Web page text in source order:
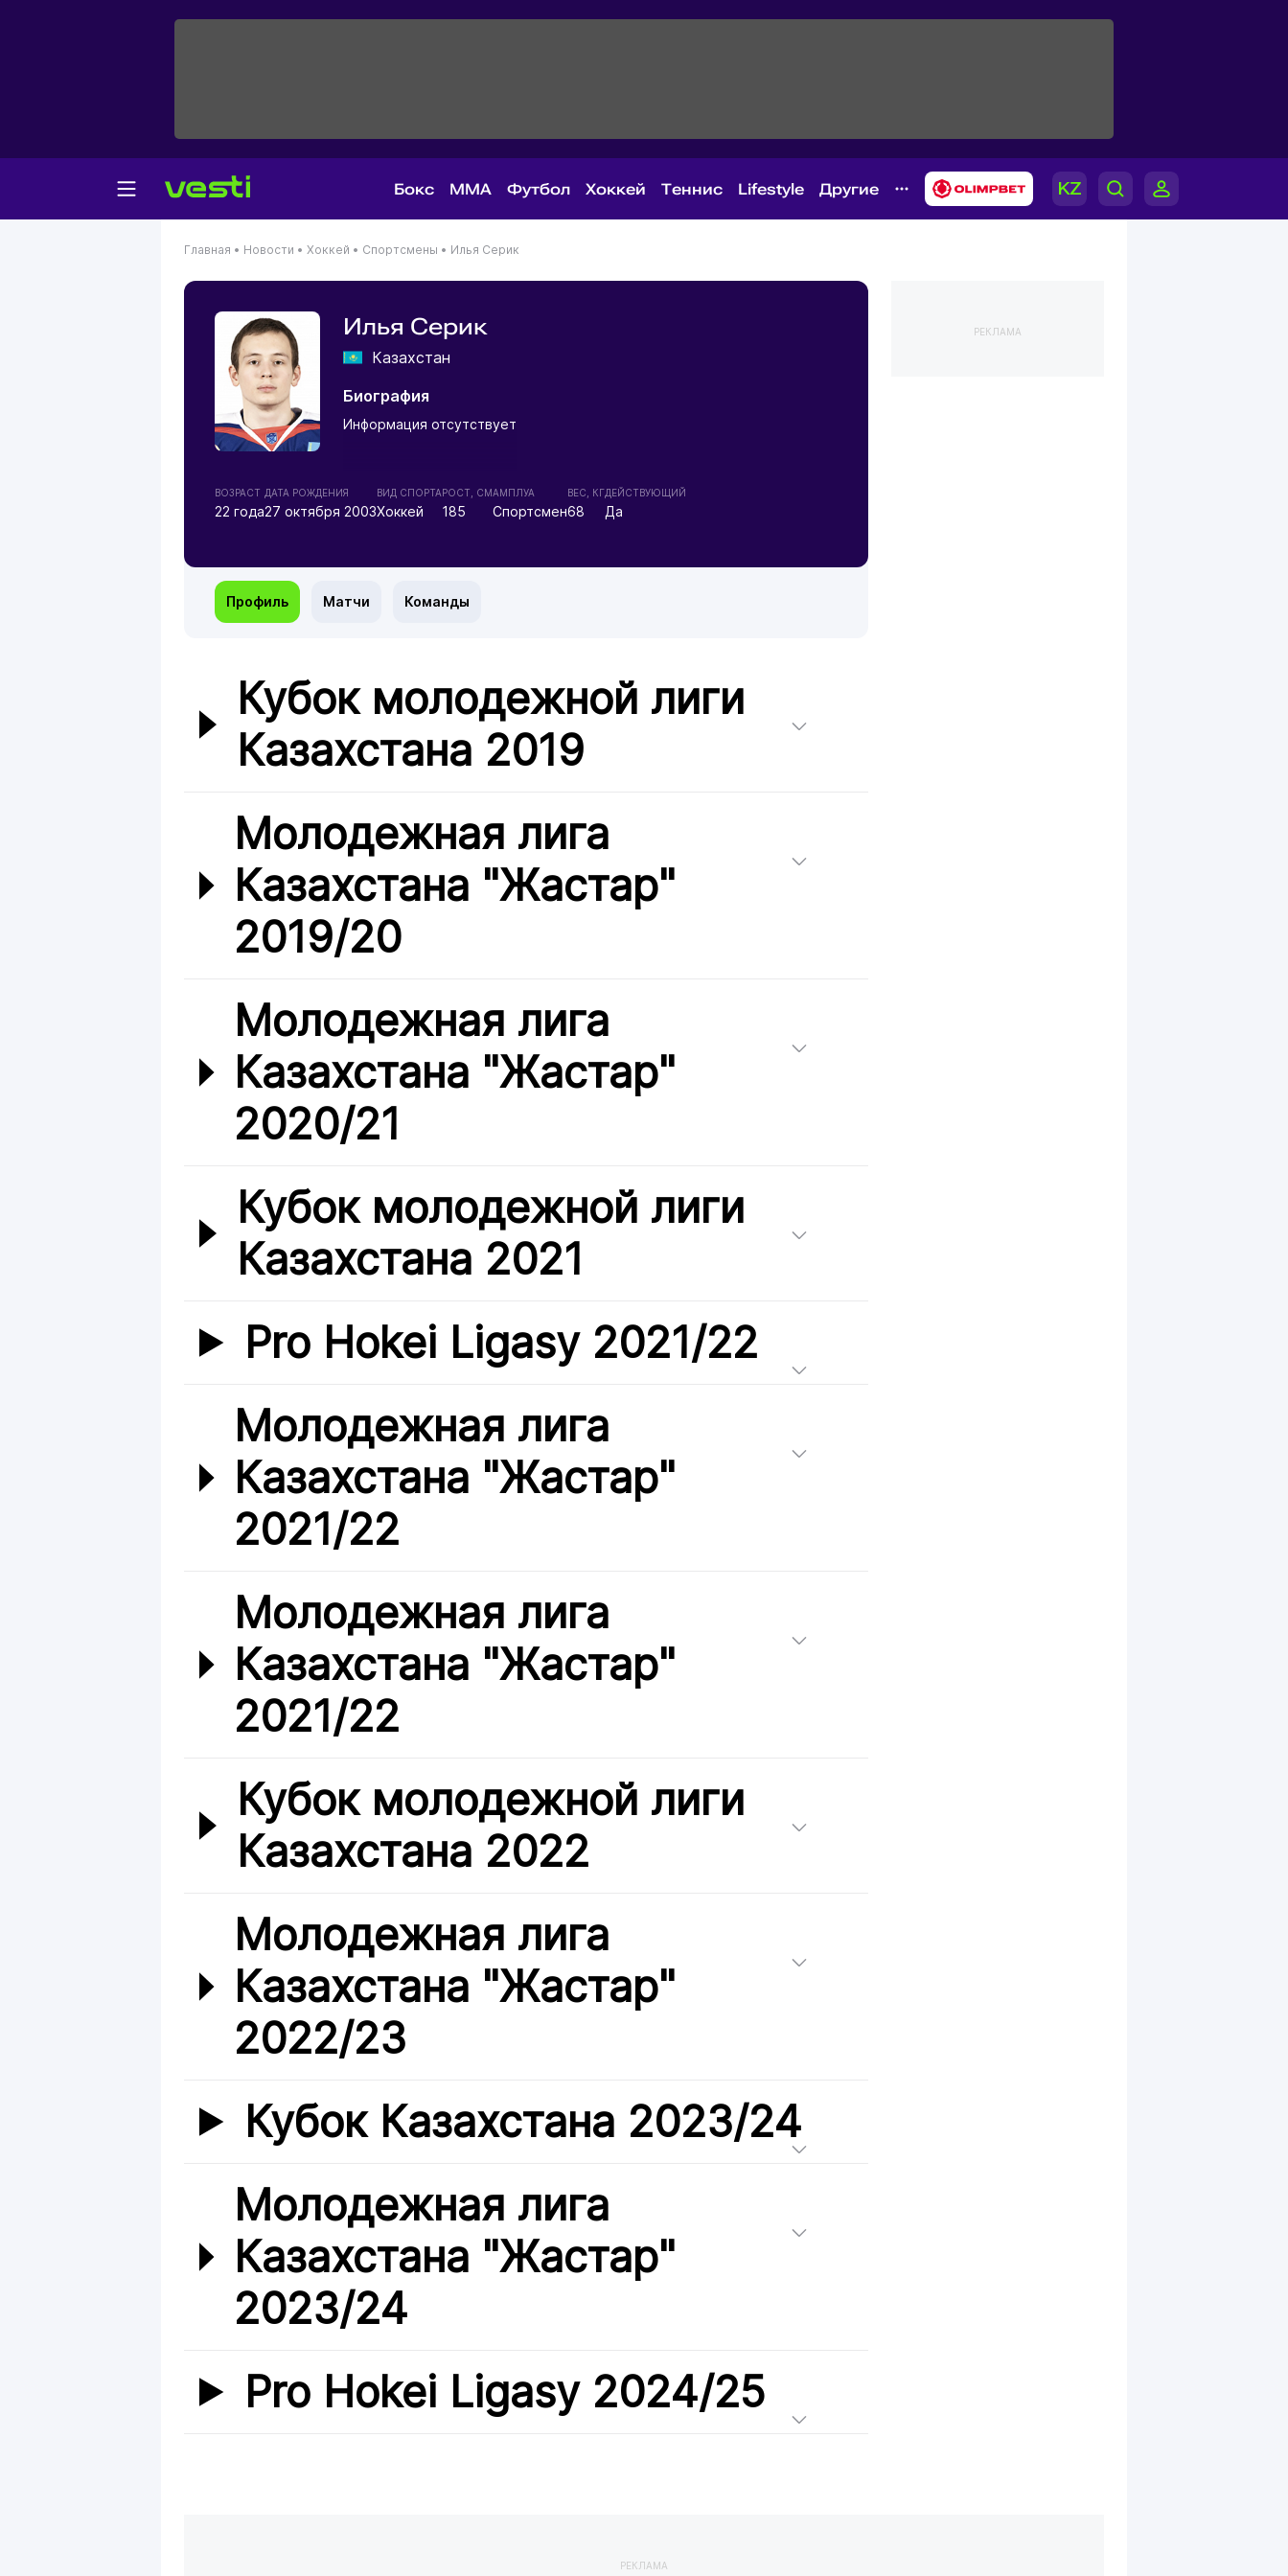
Бокс MMA Футбол Хоккей Теннис Lifestyle Другие
Главная • Новости • Хоккей • Спортсмены • Илья Серик
Илья Серик
Казахстан
Биография
Информация отсутствует
ВОЗРАСТ
22 года
ДАТА РОЖДЕНИЯ
27 октября 2003
ВИД СПОРТА
Хоккей
РОСТ, СМ
185
АМПЛУА
Спортсмен
ВЕС, КГ
68
ДЕЙСТВУЮЩИЙ
Да
Профиль Матчи Команды
Кубок молодежной лиги
Казахстана 2019
Молодежная лига
Казахстана "Жастар"
2019/20
Молодежная лига
Казахстана "Жастар"
2020/21
Кубок молодежной лиги
Казахстана 2021
Pro Hokei Ligasy 2021/22
Молодежная лига
Казахстана "Жастар"
2021/22
Молодежная лига
Казахстана "Жастар"
2021/22
Кубок молодежной лиги
Казахстана 2022
Молодежная лига
Казахстана "Жастар"
2022/23
Кубок Казахстана 2023/24
Молодежная лига
Казахстана "Жастар"
2023/24
Pro Hokei Ligasy 2024/25
РЕКЛАМА
РЕКЛАМА